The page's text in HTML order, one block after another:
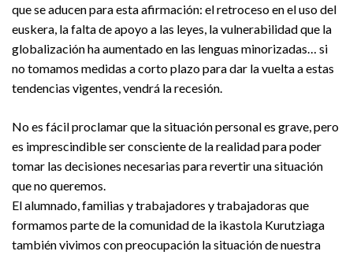
que se aducen para esta afirmación: el retroceso en el uso del
euskera, la falta de apoyo a las leyes, la vulnerabilidad que la
globalización ha aumentado en las lenguas minorizadas… si
no tomamos medidas a corto plazo para dar la vuelta a estas
tendencias vigentes, vendrá la recesión.
No es fácil proclamar que la situación personal es grave, pero
es imprescindible ser consciente de la realidad para poder
tomar las decisiones necesarias para revertir una situación
que no queremos.
El alumnado, familias y trabajadores y trabajadoras que
formamos parte de la comunidad de la ikastola Kurutziaga
también vivimos con preocupación la situación de nuestra